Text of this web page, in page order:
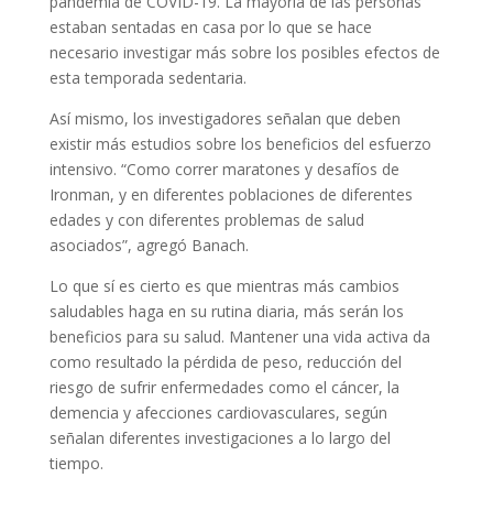
estaban sentadas en casa por lo que se hace
necesario investigar más sobre los posibles efectos de
esta temporada sedentaria.
Así mismo, los investigadores señalan que deben
existir más estudios sobre los beneficios del esfuerzo
intensivo. “Como correr maratones y desafíos de
Ironman, y en diferentes poblaciones de diferentes
edades y con diferentes problemas de salud
asociados”, agregó Banach.
Lo que sí es cierto es que mientras más cambios
saludables haga en su rutina diaria, más serán los
beneficios para su salud. Mantener una vida activa da
como resultado la pérdida de peso, reducción del
riesgo de sufrir enfermedades como el cáncer, la
demencia y afecciones cardiovasculares, según
señalan diferentes investigaciones a lo largo del
tiempo.